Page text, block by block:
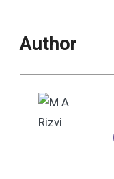
Author